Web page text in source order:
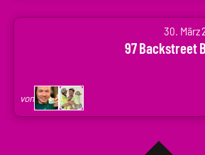
30. März
97 Backstreet
von
von
Codenaga,
Holger